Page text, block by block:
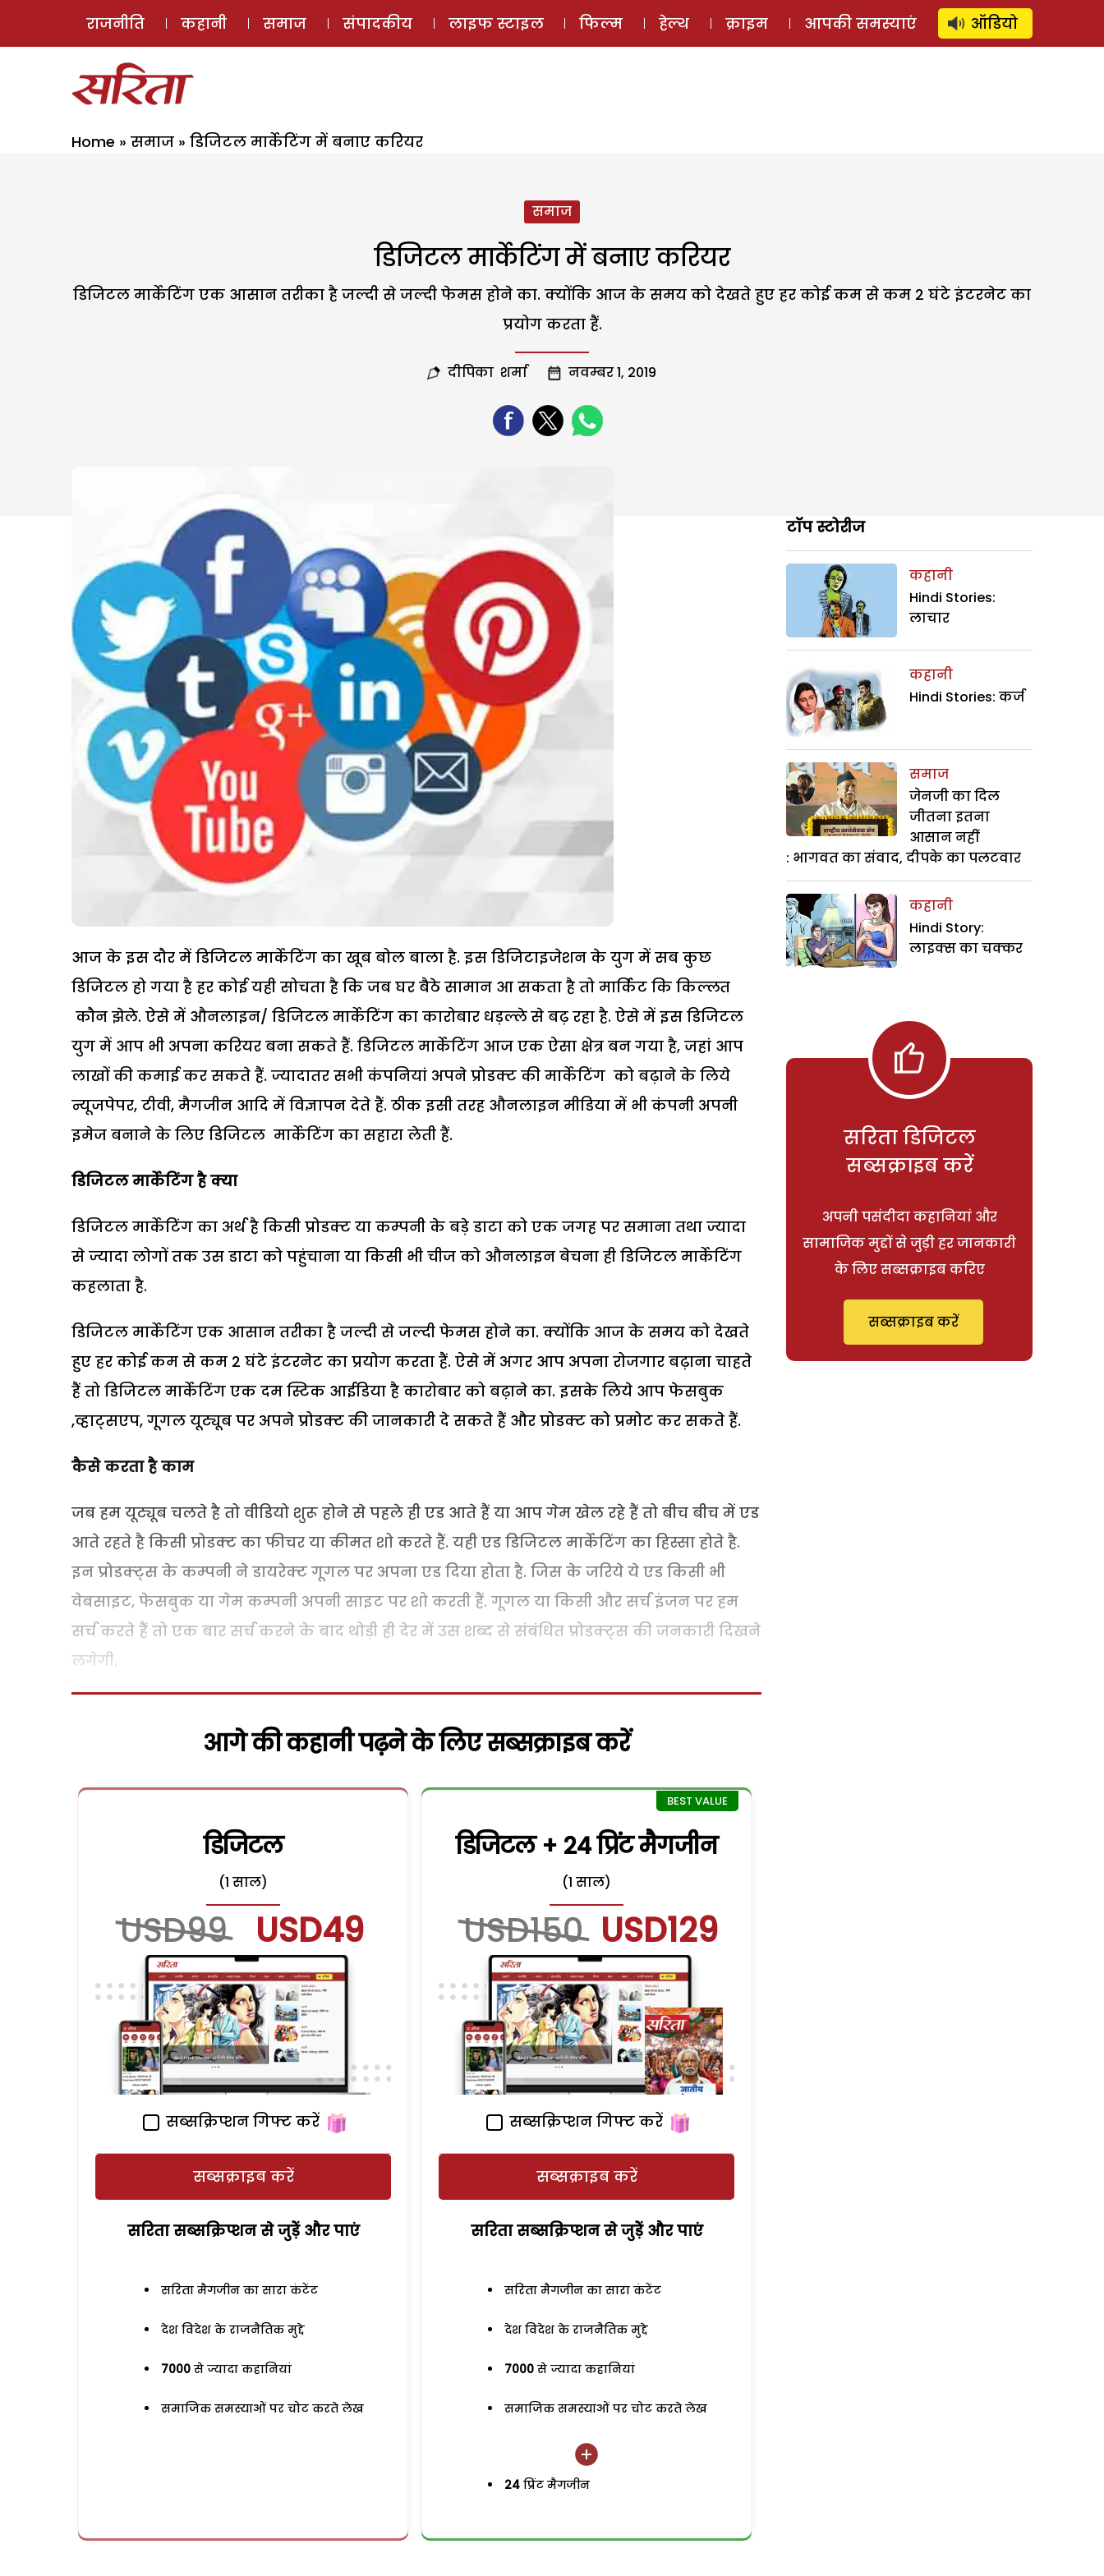
ई-मैगज़ीन ऑडियो स्टोरी लॉग इन ⚲ SUBSCRIBE
राजनीति कहानी समाज संपादकीय लाइफ स्टाइल फिल्म हेल्थ क्राइम आपकी समस्याएं ऑडियो
Home » समाज » डिजिटल मार्केटिंग में बनाए करियर
समाज
डिजिटल मार्केटिंग में बनाए करियर
डिजिटल मार्केटिंग एक आसान तरीका है जल्दी से जल्दी फेमस होने का. क्योंकि आज के समय को देखते हुए हर कोई कम से कम 2 घंटे इंटरनेट का
प्रयोग करता हैं.
दीपिका शर्मा नवम्बर 1, 2019
आज के इस दौर में डिजिटल मार्केटिंग का खूब बोल बाला है. इस डिजिटाइजेशन के युग में सब कुछ
डिजिटल हो गया है हर कोई यही सोचता है कि जब घर बैठे सामान आ सकता है तो मार्किट कि किल्लत
कौन झेले. ऐसे में औनलाइन/ डिजिटल मार्केटिंग का कारोबार धड़ल्ले से बढ़ रहा है. ऐसे में इस डिजिटल
युग में आप भी अपना करियर बना सकते हैं. डिजिटल मार्केटिंग आज एक ऐसा क्षेत्र बन गया है, जहां आप
लाखों की कमाई कर सकते हैं. ज्यादातर सभी कंपनियां अपने प्रोडक्ट की मार्केटिंग को बढ़ाने के लिये
न्यूजपेपर, टीवी, मैगजीन आदि में विज्ञापन देते हैं. ठीक इसी तरह औनलाइन मीडिया में भी कंपनी अपनी
इमेज बनाने के लिए डिजिटल मार्केटिंग का सहारा लेती हैं.
डिजिटल मार्केटिंग है क्या
डिजिटल मार्केटिंग का अर्थ है किसी प्रोडक्ट या कम्पनी के बड़े डाटा को एक जगह पर समाना तथा ज्यादा
से ज्यादा लोगों तक उस डाटा को पहुंचाना या किसी भी चीज को औनलाइन बेचना ही डिजिटल मार्केटिंग
कहलाता है.
डिजिटल मार्केटिंग एक आसान तरीका है जल्दी से जल्दी फेमस होने का. क्योंकि आज के समय को देखते
हुए हर कोई कम से कम 2 घंटे इंटरनेट का प्रयोग करता हैं. ऐसे में अगर आप अपना रोजगार बढ़ाना चाहते
हैं तो डिजिटल मार्केटिंग एक दम स्टिक आईडिया है कारोबार को बढ़ाने का. इसके लिये आप फेसबुक
,व्हाट्सएप, गूगल यूट्यूब पर अपने प्रोडक्ट की जानकारी दे सकते हैं और प्रोडक्ट को प्रमोट कर सकते हैं.
कैसे करता है काम
जब हम यूट्यूब चलते है तो वीडियो शुरू होने से पहले ही एड आते हैं या आप गेम खेल रहे हैं तो बीच बीच में एड
आते रहते है किसी प्रोडक्ट का फीचर या कीमत शो करते हैं. यही एड डिजिटल मार्केटिंग का हिस्सा होते है.
इन प्रोडक्ट्स के कम्पनी ने डायरेक्ट गूगल पर अपना एड दिया होता है. जिस के जरिये ये एड किसी भी
वेबसाइट, फेसबुक या गेम कम्पनी अपनी साइट पर शो करती हैं. गूगल या किसी और सर्च इंजन पर हम
सर्च करते हैं तो एक बार सर्च करने के बाद थोड़ी ही देर में उस शब्द से संबंधित प्रोडक्ट्स की जनकारी दिखने
लगेगी.
आगे की कहानी पढ़ने के लिए सब्सक्राइब करें
डिजिटल
(1 साल)
USD99 USD49
सब्सक्रिप्शन गिफ्ट करें
सब्सक्राइब करें
सरिता सब्सक्रिप्शन से जुड़ेें और पाएं
सरिता मैगजीन का सारा कंटेंट
देश विदेश के राजनैतिक मुद्दे
7000 से ज्यादा कहानियां
समाजिक समस्याओं पर चोट करते लेख
डिजिटल + 24 प्रिंट मैगजीन
(1 साल)
USD150 USD129
सब्सक्रिप्शन गिफ्ट करें
सब्सक्राइब करें
सरिता सब्सक्रिप्शन से जुड़ेें और पाएं
सरिता मैगजीन का सारा कंटेंट
देश विदेश के राजनैतिक मुद्दे
7000 से ज्यादा कहानियां
समाजिक समस्याओं पर चोट करते लेख
24 प्रिंट मैगजीन
टॉप स्टोरीज
कहानी
Hindi Stories:
लाचार
कहानी
Hindi Stories: कर्ज
समाज
जेनजी का दिल
जीतना इतना
आसान नहीं
: भागवत का संवाद, दीपके का पलटवार
कहानी
Hindi Story:
लाइक्स का चक्कर
सरिता डिजिटल
सब्सक्राइब करें
अपनी पसंदीदा कहानियां और
सामाजिक मुद्दों से जुड़ी हर जानकारी
के लिए सब्सक्राइब करिए
सब्सक्राइब करें